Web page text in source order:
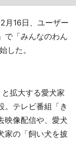
月16日、ユーザー
で「みんなのわん
した。
拡大する愛犬家
。テレビ番組「き
映像配信や、愛犬
家の「飼い犬を披